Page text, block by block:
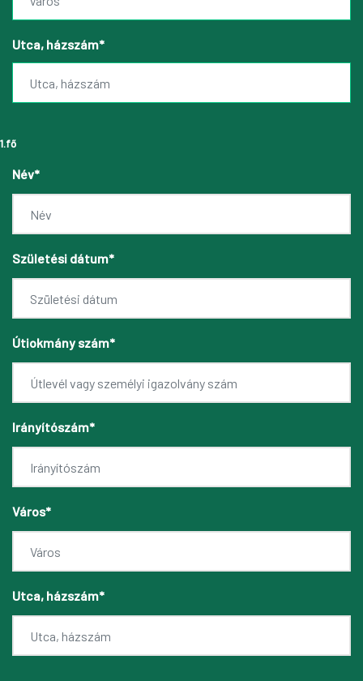
Utca, házszám*
1.fő
Név*
Születési dátum*
Útiokmány szám*
Irányítószám*
Város*
Utca, házszám*